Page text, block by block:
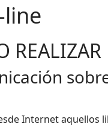
line
REALIZAR
Internet aquellos